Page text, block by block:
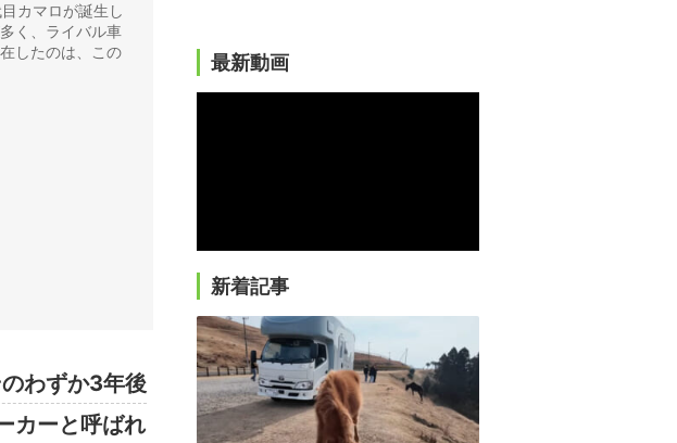
カマロが誕生し
く、ライバル車
したのは、この
わずか3年後
カーと呼ばれ
最新動画
新着記事